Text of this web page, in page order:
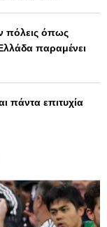
πόλεις όπως
παραμένει
πάντα επιτυχία